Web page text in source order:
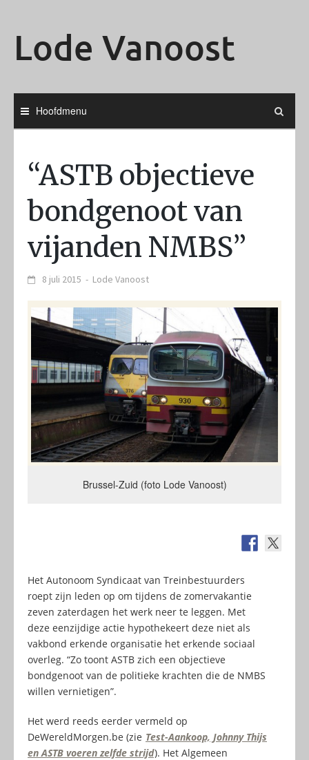
Lode Vanoost
Hoofdmenu
“ASTB objectieve
bondgenoot van
vijanden NMBS”
8 juli 2015 - Lode Vanoost
Brussel-Zuid (foto Lode Vanoost)
Het Autonoom Syndicaat van Treinbestuurders
roept zijn leden op om tijdens de zomervakantie
zeven zaterdagen het werk neer te leggen. Met
deze eenzijdige actie hypothekeert deze niet als
vakbond erkende organisatie het erkende sociaal
overleg. “Zo toont ASTB zich een objectieve
bondgenoot van de politieke krachten die de NMBS
willen vernietigen”.
Het werd reeds eerder vermeld op
DeWereldMorgen.be (zie Test-Aankoop, Johnny Thijs
en ASTB voeren zelfde strijd). Het Algemeen